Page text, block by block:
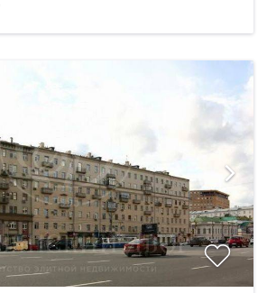
лофте высота потолков